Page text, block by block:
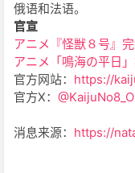
俄语和法语。
官宣
アニメ『怪獣８号』
アニメ「鳴海の平日
官方网站： https://
官方X： @KaijuNo8_O
消息来源： https://